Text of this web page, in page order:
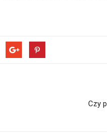
Czy